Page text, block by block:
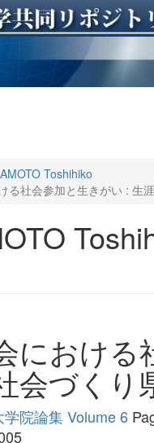
Toshihiko
る社会参加と生きがい : 生
における
会づくり
院論集 Volume 6